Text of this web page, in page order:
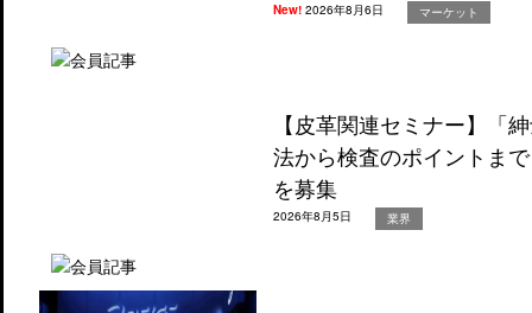
New!2026年8月6日 マーケット
【皮革関連セミナー】「
法から検査のポイントま
を募集
2026年8月5日 業界